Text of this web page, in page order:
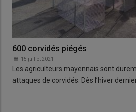
600 corvidés piégés
15 juillet 2021
Les agriculteurs mayennais sont
attaques de corvidés. Dès l’hiver